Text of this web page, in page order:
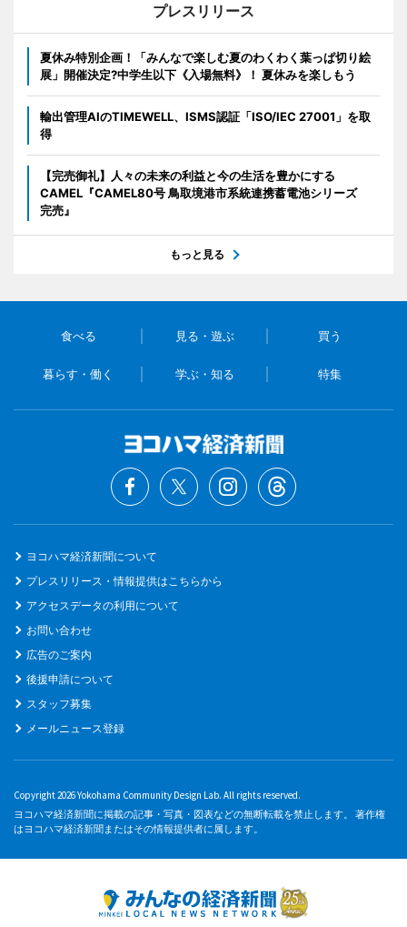
プレスリリース
夏休み特別企画！「みんなで楽しむ夏のわくわく葉っぱ切り絵
展」開催決定?中学生以下《入場無料》！ 夏休みを楽しもう
輸出管理AIのTIMEWELL、ISMS認証「ISO/IEC 27001」を取
得
【完売御礼】人々の未来の利益と今の生活を豊かにする
CAMEL『CAMEL80号 鳥取境港市系統連携蓄電池シリーズ
完売』
もっと見る
食べる 見る・遊ぶ 買う
暮らす・働く 学ぶ・知る 特集
ヨコハマ経済新聞について
プレスリリース・情報提供はこちらから
アクセスデータの利用について
お問い合わせ
広告のご案内
後援申請について
スタッフ募集
メールニュース登録
Copyright 2026 Yokohama Community Design Lab. All rights reserved.
ヨコハマ経済新聞に掲載の記事・写真・図表などの無断転載を禁止します。 著作権
はヨコハマ経済新聞またはその情報提供者に属します。